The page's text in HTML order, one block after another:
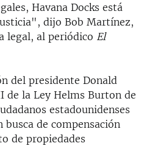
Havana Docks está
dijo Bob Martínez,
legal, al periódico El
del presidente Donald
la Ley Helms Burton de
estadounidenses
busca de compensación
de propiedades